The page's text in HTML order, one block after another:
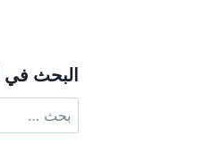
البحث في
عن: